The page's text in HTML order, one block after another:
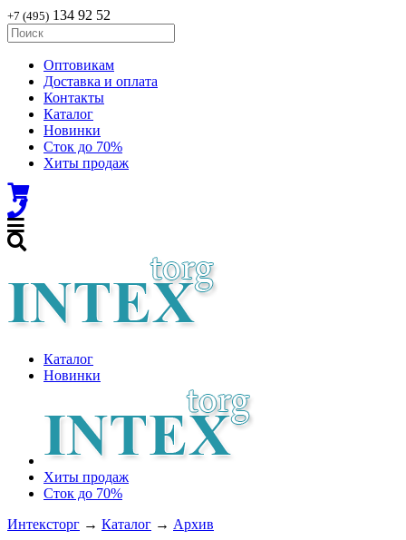
+7 (495) 134 92 52
Оптовикам
Доставка и оплата
Контакты
Каталог
Новинки
Сток до 70%
Хиты продаж
Каталог
Новинки
Хиты продаж
Сток до 70%
Интексторг → Каталог → Архив